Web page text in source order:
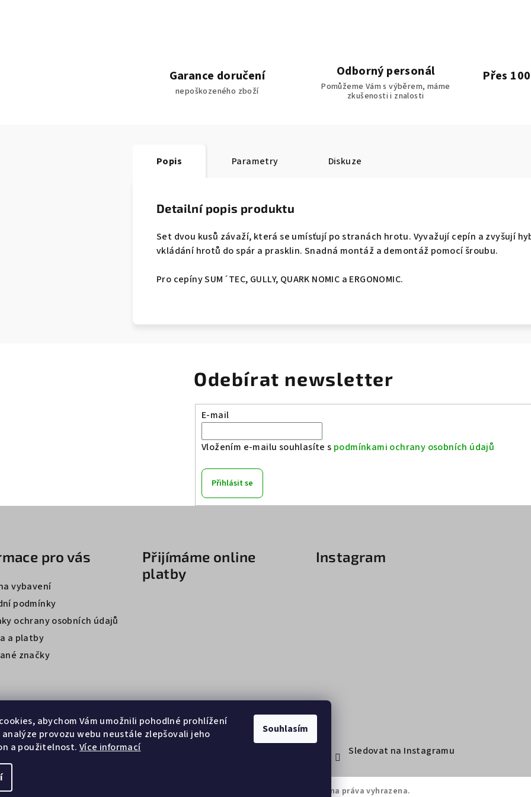
abychom Vám umožnili pohodlné prohlížení
analýze provozu webu neustále zlepšovali jeho
a použitelnost. Více informací
Souhlasím
Garance doručení
nepoškozeného zboží
Odborný personál
Pomůžeme Vám s výběrem, máme
zkušenosti i znalosti
Přes
Popis Parametry Diskuze
Detailní popis produktu
Set dvou kusů závaží, která se umísťují po stranách hrotu. Vyvažují cepín a zvyšují
vkládání hrotů do spár a prasklin. Snadná montáž a demontáž pomocí šroubu.
Pro cepíny SUM´TEC, GULLY, QUARK NOMIC a ERGONOMIC.
Odebírat newsletter
E-mail
Vložením e-mailu souhlasíte s podmínkami ochrany osobních údajů
Přihlásit se
pro vás
vybavení
podmínky
ochrany osobních údajů
a platby
značky
Přijímáme online
platby
Instagram
Sledovat na Instagramu
. Všechna práva vyhrazena.